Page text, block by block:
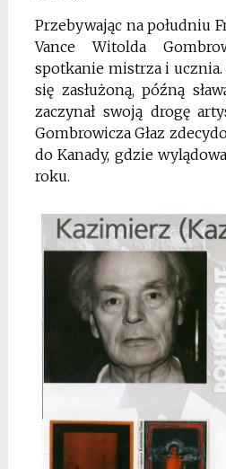
Przebywając na południu
Vance Witolda
spotkanie mistrza i ucznia.
się zasłużoną, późną
zaczynał swoją drogę
Gombrowicza Głaz
do Kanady, gdzie
roku.